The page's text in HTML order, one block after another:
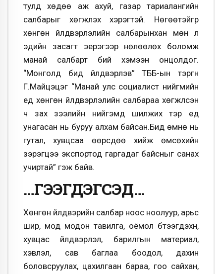
тулд хөдөө аж ахуй, газар тариалангийн
салбарыг хөгжүүлэх хэрэгтэй. Нөгөөтэйгүүр
хөнгөн үйлдвэрлэлийн салбарынхан мөн л
эдийн засагт эерэгээр нөлөөлөх боломж
манай салбарт бий хэмээн онцолдог.
“Монголд бид үйлдвэрлэв” ТББ-ын тэргүүн
Г.Майцэцэг “Манай улс социалист нийгмийн
үед хөнгөн үйлдвэрлэлийн салбараа хөгжүүлсэн
ч зах зээлийн нийгэмд шилжих тэр үед
унагасан нь буруу алхам байсан.Бид өмнө нь
гутал, хувцсаа өөрсдөө хийж өмсөхийн
зэрэгцээ экспортод гаргадаг байсныг санах
учиртай” гэж байв.
…ГЭЭГДЭГСЭД…
Хөнгөн үйлдвэрийн салбар ноос ноолуур, арьс
шир, мод модон тавилга, оёмол бүтээгдэхүүн,
хувцас үйлдвэрлэл, барилгын материал,
хэвлэл, сав баглаа боодол, дахин
боловсруулах, цахилгаан бараа, гоо сайхан,